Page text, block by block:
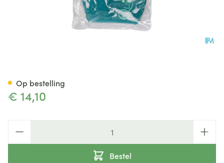
€ 14,10
Bestel
Op bestelling